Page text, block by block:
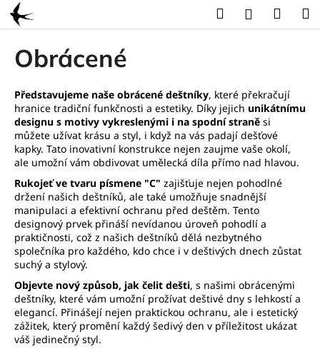
Přejít
na
obsah
HledatPřihlášení
Obrácené
Představujeme naše obrácené deštníky, které překračují
hranice tradiční funkčnosti a estetiky. Díky jejich unikátnímu
designu s motivy vykreslenými i na spodní straně si
můžete užívat krásu a styl, i když na vás padají dešťové
kapky. Tato inovativní konstrukce nejen zaujme vaše okolí,
ale umožní vám obdivovat umělecká díla přímo nad hlavou.
Rukojeť ve tvaru písmene "C" zajišťuje nejen pohodlné
držení našich deštníků, ale také umožňuje snadnější
manipulaci a efektivní ochranu před deštěm. Tento
designový prvek přináší nevídanou úroveň pohodlí a
praktičnosti, což z našich deštníků dělá nezbytného
společníka pro každého, kdo chce i v deštivých dnech zůstat
suchý a stylový.
Objevte nový způsob, jak čelit dešti, s našimi obrácenými
deštníky, které vám umožní prožívat deštivé dny s lehkostí a
elegancí. Přinášejí nejen praktickou ochranu, ale i estetický
zážitek, který promění každý šedivý den v příležitost ukázat
váš jedinečný styl.
K
o
o
p
o
t
ř
e
b
u
j
e
t
e
n
a